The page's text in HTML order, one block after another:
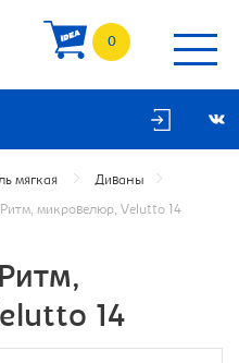
0
мягкая Диваны
микровелюр, Velutto 14
14